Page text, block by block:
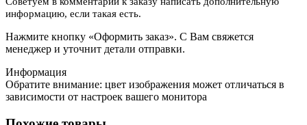
информацию, если такая есть.
Нажмите кнопку «Оформить заказ». С Вам свяжется
менеджер и уточнит детали отправки.
Информация
Обратите внимание: цвет изображения может отличаться в
зависимости от настроек вашего монитора